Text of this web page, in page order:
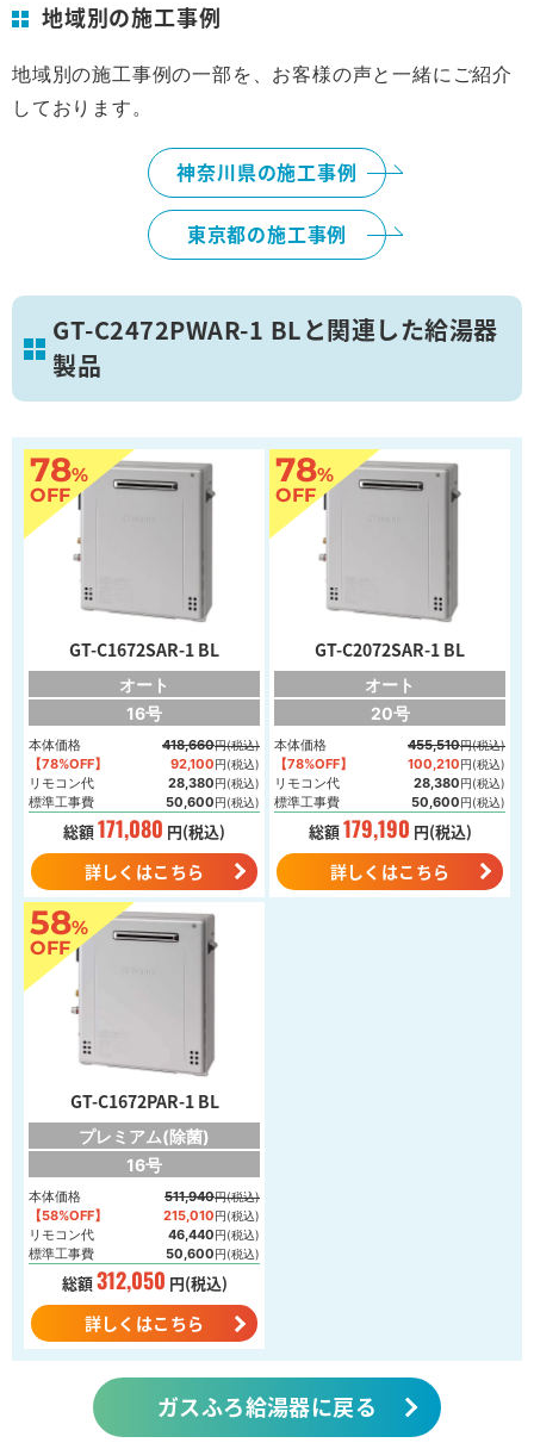
横浜市
葛飾区
画像を拡大
地域別の施工事例
地域別の施工事例の一部を、お客様の声と一緒にご紹介
しております。
神奈川県の施工事例
東京都の施工事例
GT-C2472PWAR-1 BLと関連した給湯器
製品
78%
OFF
GT-C1672SAR-1 BL
オート
16号
本体価格 418,660円(税込)
【78%OFF】 92,100円(税込)
リモコン代 28,380円(税込)
標準工事費 50,600円(税込)
総額171,080 円(税込)
詳しくはこちら
78%
OFF
GT-C2072SAR-1 BL
オート
20号
本体価格 455,510円(税込)
【78%OFF】 100,210円(税込)
リモコン代 28,380円(税込)
標準工事費 50,600円(税込)
総額179,190 円(税込)
詳しくはこちら
58%
OFF
GT-C1672PAR-1 BL
プレミアム(除菌)
16号
本体価格 511,940円(税込)
【58%OFF】 215,010円(税込)
リモコン代 46,440円(税込)
標準工事費 50,600円(税込)
総額312,050 円(税込)
詳しくはこちら
ガスふろ給湯器に戻る